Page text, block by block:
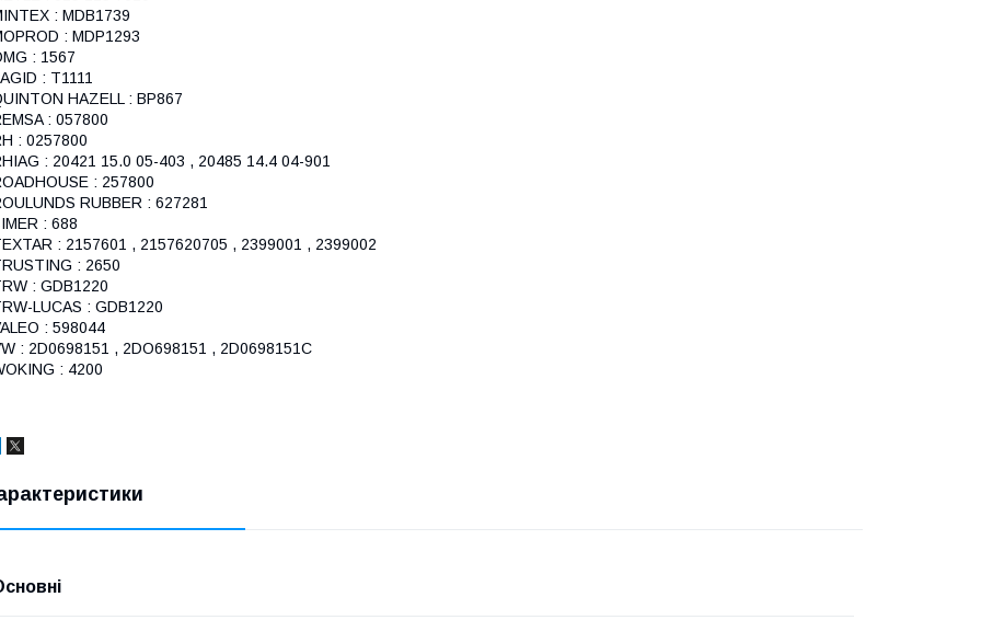
: MDB1739
: MDP1293
: 1567
: T1111
HAZELL : BP867
: 057800
: 0257800
: 20421 15.0 05-403 , 20485 14.4 04-901
: 257800
RUBBER : 627281
: 688
: 2157601 , 2157620705 , 2399001 , 2399002
: 2650
: GDB1220
LUCAS : GDB1220
: 598044
: 2D0698151 , 2DO698151 , 2D0698151C
: 4200